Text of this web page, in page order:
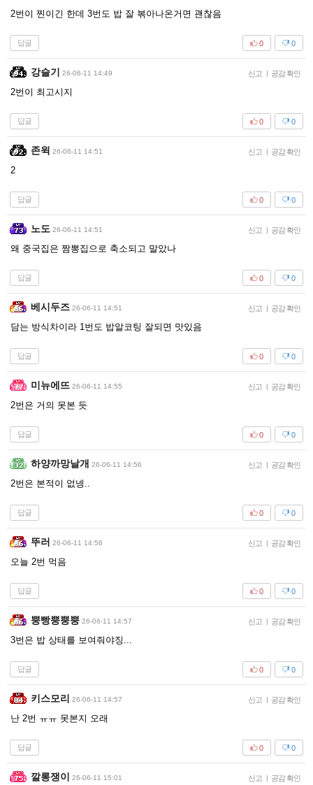
2번이 찐이긴 한데 3번도 밥 잘 볶아나온거면 괜찮음
답글 0
0
강슬기 26-06-11 14:49 신고 공감 확인
2번이 최고시지
답글 0
0
존윅 26-06-11 14:51 신고 공감 확인
2
답글 0
0
노도 26-06-11 14:51 신고 공감 확인
왜 중국집은 짬뽕집으로 축소되고 말았나
답글 0
0
베시두즈 26-06-11 14:51 신고 공감 확인
담는 방식차이라 1번도 밥알코팅 잘되면 맛있음
답글 0
0
미뉴에뜨 26-06-11 14:55 신고 공감 확인
2번은 거의 못본 듯
답글 0
0
하양까망날개 26-06-11 14:56 신고 공감 확인
2번은 본적이 없넹..
답글 0
0
뚜러 26-06-11 14:56 신고 공감 확인
오늘 2번 먹음
답글 0
0
뿡빵뿡뿡뿡 26-06-11 14:57 신고 공감 확인
3번은 밥 상태를 보여줘야징...
답글 0
0
키스모리 26-06-11 14:57 신고 공감 확인
난 2번 ㅠㅠ 못본지 오래
답글 0
0
깔롱쟁이 26-06-11 15:01 신고 공감 확인